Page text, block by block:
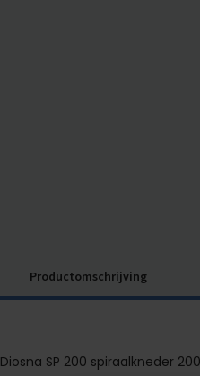
Productomschrijving
Diosna SP 200 spiraalkneder